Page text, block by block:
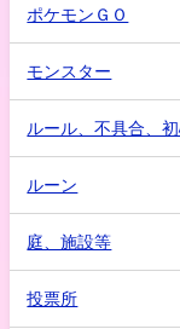
ポケモンＧＯ
モンスター
ルール、不具合、
ルーン
庭、施設等
投票所